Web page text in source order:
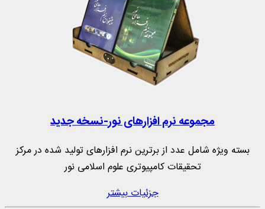
مجموعه نرم‌ افزارهای نور-نسخه جدید
بسته ویژه شامل عدد از برترین نرم افزارهای تولید شده در مرکز
تحقیقات کامپیوتری علوم اسلامی نور
جزئیات بیشتر